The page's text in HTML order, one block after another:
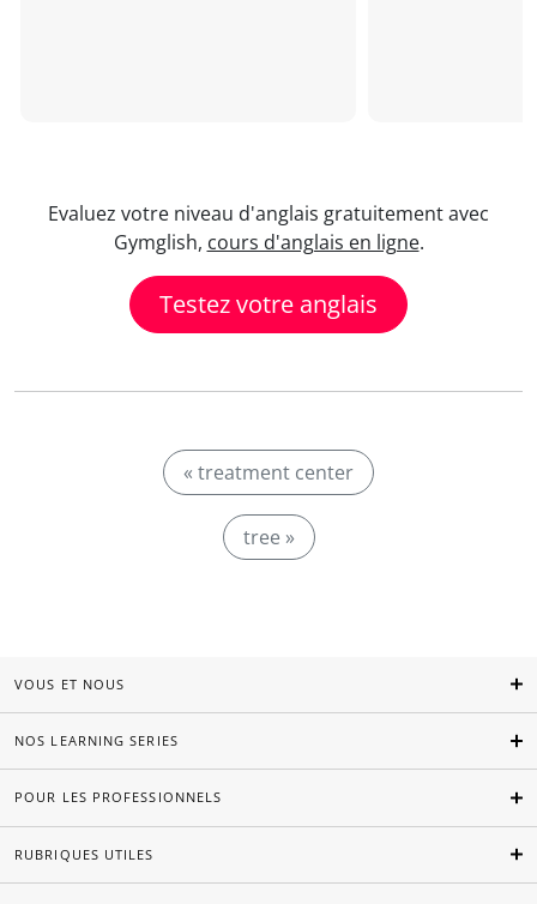
Evaluez votre niveau d'anglais gratuitement avec
Gymglish, cours d'anglais en ligne.
Testez votre anglais
« treatment center
tree »
VOUS ET NOUS
NOS LEARNING SERIES
POUR LES PROFESSIONNELS
RUBRIQUES UTILES